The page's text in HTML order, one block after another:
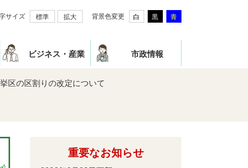
サイズ 標準 拡大 背景色変更 白 黒 青
ビジネス・産業 市政情報
区の区割りの改定について
重要なお知らせ